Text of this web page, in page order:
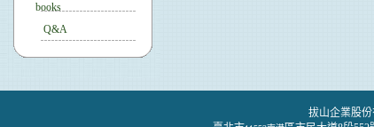
books
Q&A
拔山企業股份